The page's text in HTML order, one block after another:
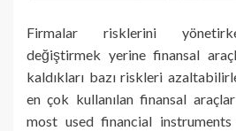
Firmalar risklerini
değiştirmek yerine finansal
kaldıkları bazı riskleri
en çok kullanılan finansal
most used financial